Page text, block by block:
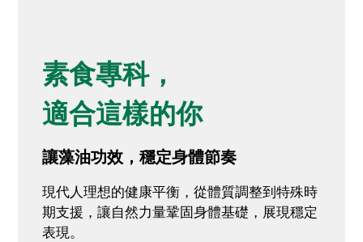
素食專科，
適合這樣的你
讓藻油功效，穩定身體節奏
現代人理想的健康平衡，從體質調整到特殊時
期支援，讓自然力量鞏固身體基礎，展現穩定
表現。